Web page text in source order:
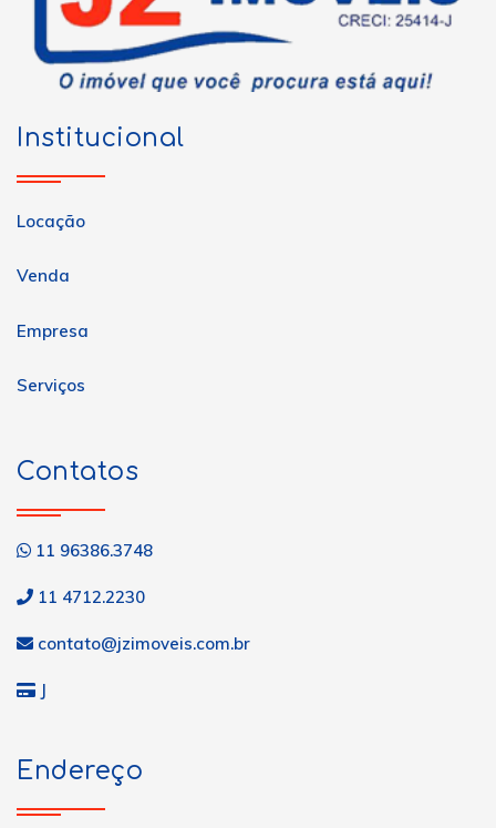
Institucional
Locação
Venda
Empresa
Serviços
Contatos
11 96386.3748
11 4712.2230
contato@jzimoveis.com.br
J
Endereço